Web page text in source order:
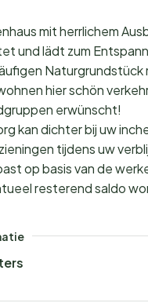
mit herrlichem
und lädt zum
Naturgrundstück
hier schön
erwünscht!
kan dichter bij uw
tijdens uw
op basis van de
resterend saldo